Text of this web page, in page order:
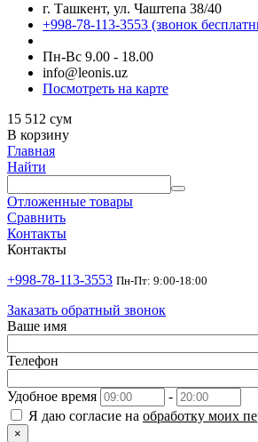
г. Ташкент, ул. Чаштепа 38/40
+998-78-113-3553 (звонок
Пн-Вс 9.00 - 18.00
info@leonis.uz
Посмотреть на карте
15 512 сум
В корзину
Главная
Найти
Отложенные товары
Сравнить
Контакты
Контакты
+998-78-113-3553 Пн-Пт: 9:00-18:00
Заказать обратный звонок
Ваше имя
Телефон
Удобное время
-
Я даю согласие на обработку моих
×